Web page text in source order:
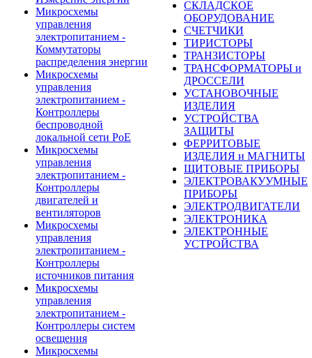
Микросхемы
управления
электропитанием -
Коммутаторы
распределения энергии
Микросхемы
управления
электропитанием -
Контроллеры
беспроводной
локальной сети PoE
Микросхемы
управления
электропитанием -
Контроллеры
двигателей и
вентиляторов
Микросхемы
управления
электропитанием -
Контроллеры
источников питания
Микросхемы
управления
электропитанием -
Контроллеры систем
освещения
Микросхемы
СКЛАДСКОЕ
ОБОРУДОВАНИЕ
СЧЕТЧИКИ
ТИРИСТОРЫ
ТРАНЗИСТОРЫ
ТРАНСФОРМАТОРЫ и
ДРОССЕЛИ
УСТАНОВОЧНЫЕ
ИЗДЕЛИЯ
УСТРОЙСТВА
ЗАЩИТЫ
ФЕРРИТОВЫЕ
ИЗДЕЛИЯ и МАГНИТЫ
ЩИТОВЫЕ ПРИБОРЫ
ЭЛЕКТРОВАКУУМНЫЕ
ПРИБОРЫ
ЭЛЕКТРОДВИГАТЕЛИ
ЭЛЕКТРОНИКА
ЭЛЕКТРОННЫЕ
УСТРОЙСТВА